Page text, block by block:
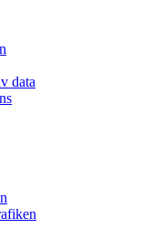
data